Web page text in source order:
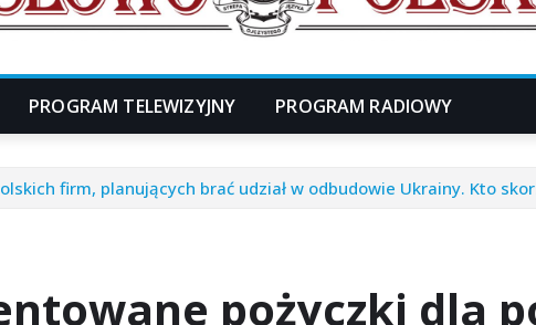
PROGRAM TELEWIZYJNY PROGRAM RADIOWY
firm, planujących brać udział w odbudowie Ukrainy. Kto
pożyczki dla